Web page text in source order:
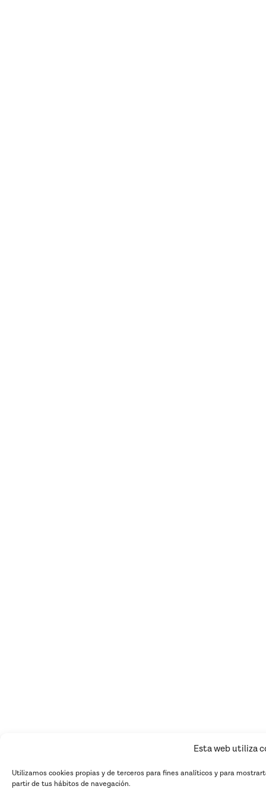
Esta web utiliza
Utilizamos cookies propias y de terceros para fines analíticos y para
partir de tus hábitos de navegación.